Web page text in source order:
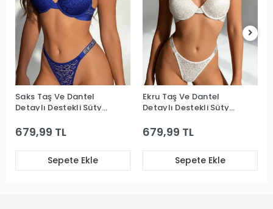
Saks Taş Ve Dantel
Detaylı Destekli Sütyen
679,99 TL
Sepete Ekle
Ekru Taş Ve Dantel
Detaylı Destekli Sütyen
679,99 TL
Sepete Ekle